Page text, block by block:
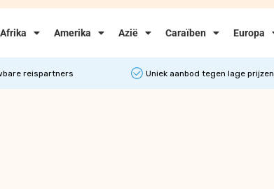
Afrika Amerika Azië Caraïben Europa
reispartners Uniek aanbod tegen lage prijzen